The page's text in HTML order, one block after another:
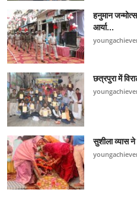
हनुमान
आर्या...
छत्रपुरा में
सुशीला व्यास